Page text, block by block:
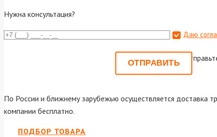
Нужна консультация?
Даю
Или
По России и ближнему зарубежью осуществляется доставка
компании бесплатно.
ПОДБОР ТОВАРА